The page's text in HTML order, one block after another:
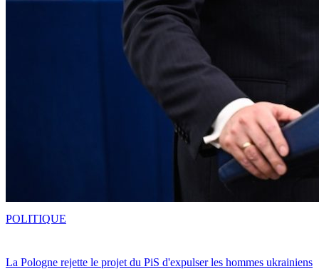
La Pologne rejette le projet du PiS d'expulser les hommes ukrainiens
POLITIQUE